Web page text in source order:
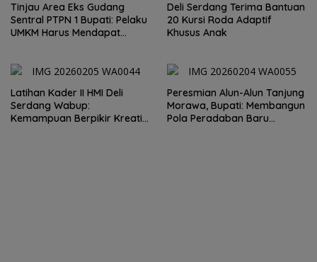
Tinjau Area Eks Gudang
Sentral PTPN 1 Bupati: Pelaku
UMKM Harus Mendapat
Deli Serdang Terima Bantuan
20 Kursi Roda Adaptif
Khusus Anak
Latihan Kader II HMI Deli
Serdang Wabup:
Kemampuan Berpikir Kreatif
Peresmian Alun-Alun Tanjung
Morawa, Bupati: Membangun
Pola Peradaban Baru